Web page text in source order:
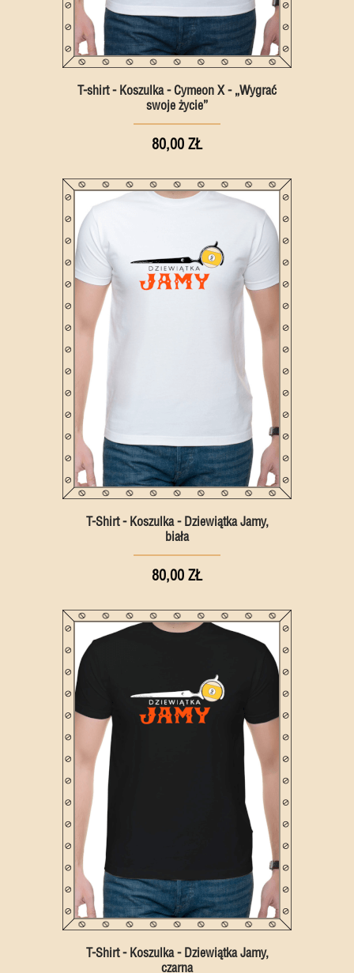
T-shirt - Koszulka - Cymeon X - „Wygrać
swoje życie”
80,00 ZŁ
T-Shirt - Koszulka - Dziewiątka Jamy,
biała
80,00 ZŁ
T-Shirt - Koszulka - Dziewiątka Jamy,
czarna